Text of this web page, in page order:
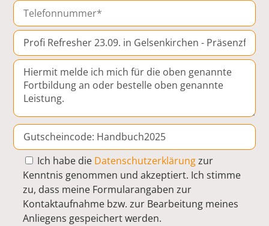
Ich habe die Datenschutzerklärungzur
Kenntnis genommen und akzeptiert. Ich stimme
zu, dass meine Formularangaben zur
Kontaktaufnahme bzw. zur Bearbeitung meines
Anliegens gespeichert werden.